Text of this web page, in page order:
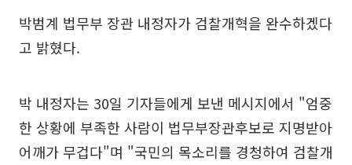
박범계 법무부 장관 내정자가 검찰개혁을 완수하겠다
고 밝혔다.
박 내정자는 30일 기자들에게 보낸 메시지에서 "엄중
한 상황에 부족한 사람이 법무부장관후보로 지명받아
어깨가 무겁다"며 "국민의 목소리를 경청하여 검찰개